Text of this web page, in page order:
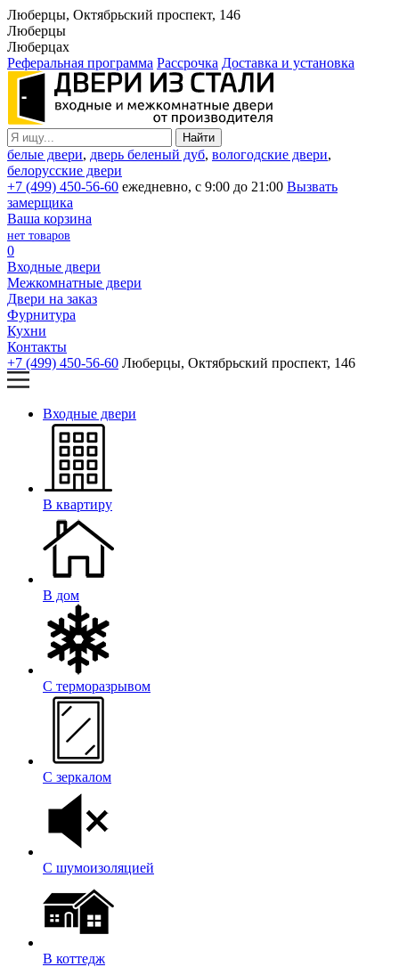
Люберцы, Октябрьский проспект, 146
Люберцы
Люберцах
Реферальная программа Рассрочка Доставка и установка
белые двери, дверь беленый дуб, вологодские двери,
белорусские двери
+7 (499) 450-56-60 ежедневно, с 9:00 до 21:00 Вызвать
замерщика
Ваша корзина
нет товаров
0
Входные двери
Межкомнатные двери
Двери на заказ
Фурнитура
Кухни
Контакты
+7 (499) 450-56-60 Люберцы, Октябрьский проспект, 146
Входные двери
В квартиру
В дом
С терморазрывом
С зеркалом
С шумоизоляцией
В коттедж